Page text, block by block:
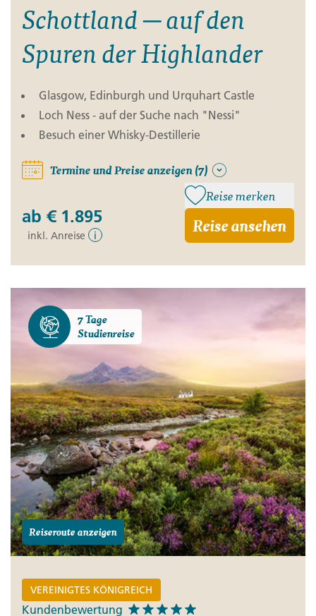
Schottland ─ auf den
Spuren der Highlander
Glasgow, Edinburgh und Urquhart Castle
Loch Ness - auf der Suche nach "Nessi"
Besuch einer Whisky-Destillerie
Termine und Preise anzeigen (7)
ab € 1.895
inkl. Anreise i
Reise merken
Reise ansehen
7 Tage
Studienreise
Reiseroute anzeigen
VEREINIGTES KÖNIGREICH
Kundenbewertung